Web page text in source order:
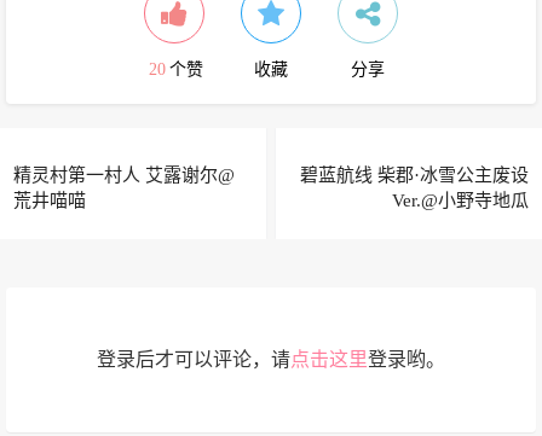
20 个赞 收藏 分享
精灵村第一村人 艾露谢尔@
荒井喵喵
碧蓝航线 柴郡·冰雪公主废设
Ver.@小野寺地瓜
登录后才可以评论，请点击这里登录哟。